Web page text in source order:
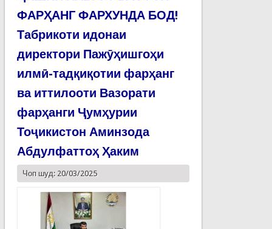
ФАРҲАНГ ФАРХУНДА БОД!
Табрикоти идонаи
директори Пажӯҳишгоҳи
илмӣ-тадқиқотии фарҳанг
ва иттилооти Вазорати
фарҳанги Ҷумҳурии
Тоҷикистон Аминзода
Абдулфаттоҳ Ҳаким
Чоп шуд: 20/03/2025